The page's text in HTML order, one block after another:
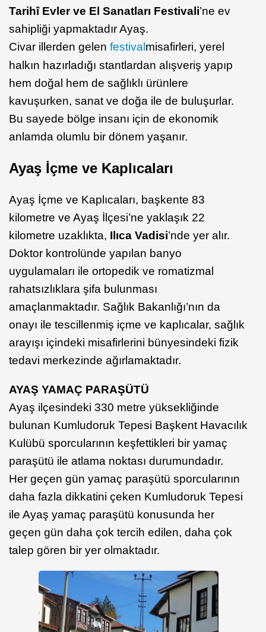
Tarihî Evler ve El Sanatları Festivali’ne ev
sahipliği yapmaktadır Ayaş.
Civar illerden gelen festival misafirleri, yerel
halkın hazırladığı stantlardan alışveriş yapıp
hem doğal hem de sağlıklı ürünlere
kavuşurken, sanat ve doğa ile de buluşurlar.
Bu sayede bölge insanı için de ekonomik
anlamda olumlu bir dönem yaşanır.
Ayaş İçme ve Kaplıcaları
Ayaş İçme ve Kaplıcaları, başkente 83
kilometre ve Ayaş İlçesi’ne yaklaşık 22
kilometre uzaklıkta, Ilıca Vadisi’nde yer alır.
Doktor kontrolünde yapılan banyo
uygulamaları ile ortopedik ve romatizmal
rahatsızlıklara şifa bulunması
amaçlanmaktadır. Sağlık Bakanlığı’nın da
onayı ile tescillenmiş içme ve kaplıcalar, sağlık
arayışı içindeki misafirlerini bünyesindeki fizik
tedavi merkezinde ağırlamaktadır.
AYAŞ YAMAÇ PARAŞÜTÜ
Ayaş ilçesindeki 330 metre yüksekliğinde
bulunan Kumludoruk Tepesi Başkent Havacılık
Kulübü sporcularının keşfettikleri bir yamaç
paraşütü ile atlama noktası durumundadır.
Her geçen gün yamaç paraşütü sporcularının
daha fazla dikkatini çeken Kumludoruk Tepesi
ile Ayaş yamaç paraşütü konusunda her
geçen gün daha çok tercih edilen, daha çok
talep gören bir yer olmaktadır.